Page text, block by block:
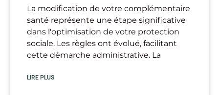
La modification de votre complémentaire
santé représente une étape significative
dans l'optimisation de votre protection
sociale. Les règles ont évolué, facilitant
cette démarche administrative. La
LIRE PLUS